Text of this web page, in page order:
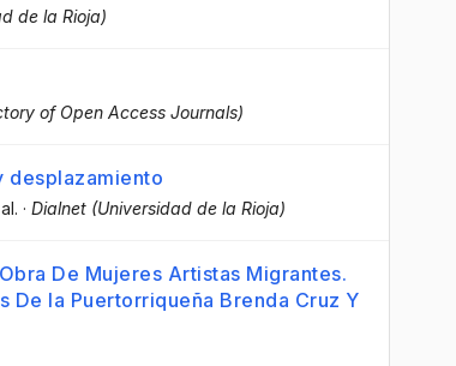
de la Rioja)
of Open Access Journals)
desplazamiento
· Dialnet (Universidad de la Rioja)
De Mujeres Artistas Migrantes.
De la Puertorriqueña Brenda Cruz Y